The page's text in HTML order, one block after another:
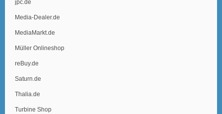
jpc.de
Media-Dealer.de
MediaMarkt.de
Müller Onlineshop
reBuy.de
Saturn.de
Thalia.de
Turbine Shop